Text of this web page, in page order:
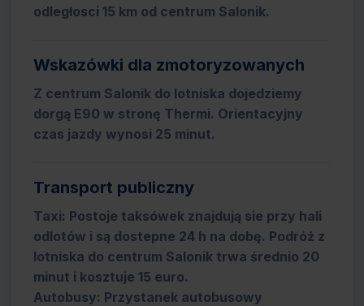
odległosci 15 km od centrum Salonik.
Wskazówki dla zmotoryzowanych
Z centrum Salonik do lotniska dojedziemy
dorgą E90 w stronę Thermi. Orientacyjny
czas jazdy wynosi 25 minut.
Transport publiczny
Taxi: Postoje taksówek znajdują sie przy hali
odlotów i są dostepne 24 h na dobę. Podróż z
lotniska do centrum Salonik trwa średnio 20
minut i kosztuje 15 euro.
Autobusy: Przystanek autobusowy